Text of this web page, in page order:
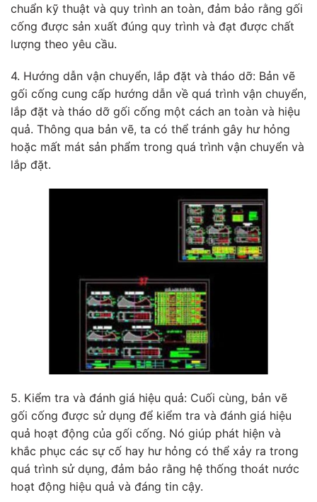
chuẩn kỹ thuật và quy trình an toàn, đảm bảo rằng gối
cống được sản xuất đúng quy trình và đạt được chất
lượng theo yêu cầu.
4. Hướng dẫn vận chuyển, lắp đặt và tháo dỡ: Bản vẽ
gối cống cung cấp hướng dẫn về quá trình vận chuyển,
lắp đặt và tháo dỡ gối cống một cách an toàn và hiệu
quả. Thông qua bản vẽ, ta có thể tránh gây hư hỏng
hoặc mất mát sản phẩm trong quá trình vận chuyển và
lắp đặt.
5. Kiểm tra và đánh giá hiệu quả: Cuối cùng, bản vẽ
gối cống được sử dụng để kiểm tra và đánh giá hiệu
quả hoạt động của gối cống. Nó giúp phát hiện và
khắc phục các sự cố hay hư hỏng có thể xảy ra trong
quá trình sử dụng, đảm bảo rằng hệ thống thoát nước
hoạt động hiệu quả và đáng tin cậy.